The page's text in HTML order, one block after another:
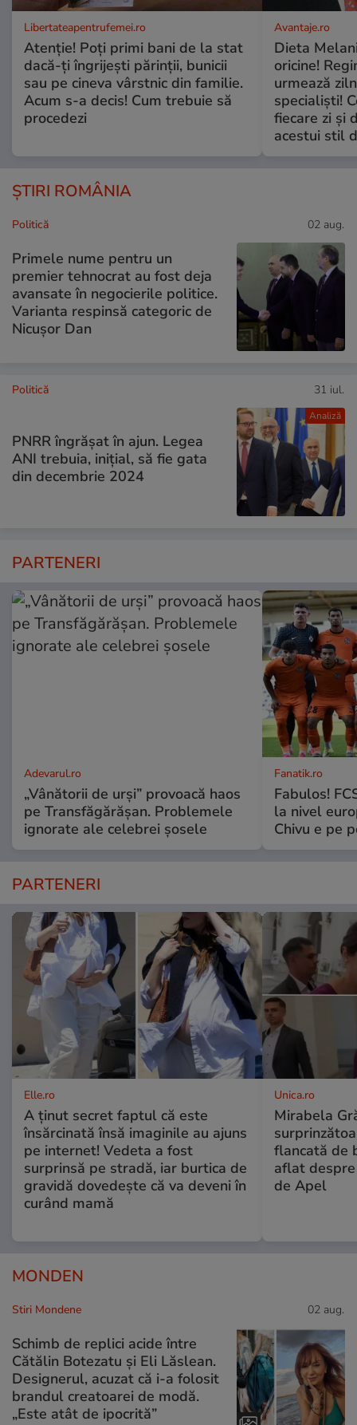
Libertateapentrufemei.ro
Atenție! Poți primi bani de la stat
dacă-ți îngrijești părinții, bunicii
sau pe cineva vârstnic din familie.
Acum s-a decis! Cum trebuie să
procedezi
Avantaje.ro
Dieta
oricine!
urmează
specialiști!
fiecare zi și
acestui stil
ȘTIRI ROMÂNIA
Politică 02 aug.
Primele nume pentru un
premier tehnocrat au fost deja
avansate în negocierile politice.
Varianta respinsă categoric de
Nicușor Dan
Analiză
Politică 31 iul.
PNRR îngrășat în ajun. Legea
ANI trebuia, inițial, să fie gata
din decembrie 2024
PARTENERI
Adevarul.ro
„Vânătorii de urși” provoacă haos
pe Transfăgărășan. Problemele
ignorate ale celebrei șosele
Fanatik.ro
Fabulos!
la nivel
Chivu e pe
PARTENERI
Elle.ro
A ținut secret faptul că este
însărcinată însă imaginile au ajuns
pe internet! Vedeta a fost
surprinsă pe stradă, iar burtica de
gravidă dovedește că va deveni în
curând mamă
Unica.ro
Mirabela
flancată de
aflat
de Apel
MONDEN
Stiri Mondene 02 aug.
Schimb de replici acide între
Cătălin Botezatu și Eli Lăslean.
Designerul, acuzat că i-a folosit
brandul creatoarei de modă.
„Este atât de ipocrită”